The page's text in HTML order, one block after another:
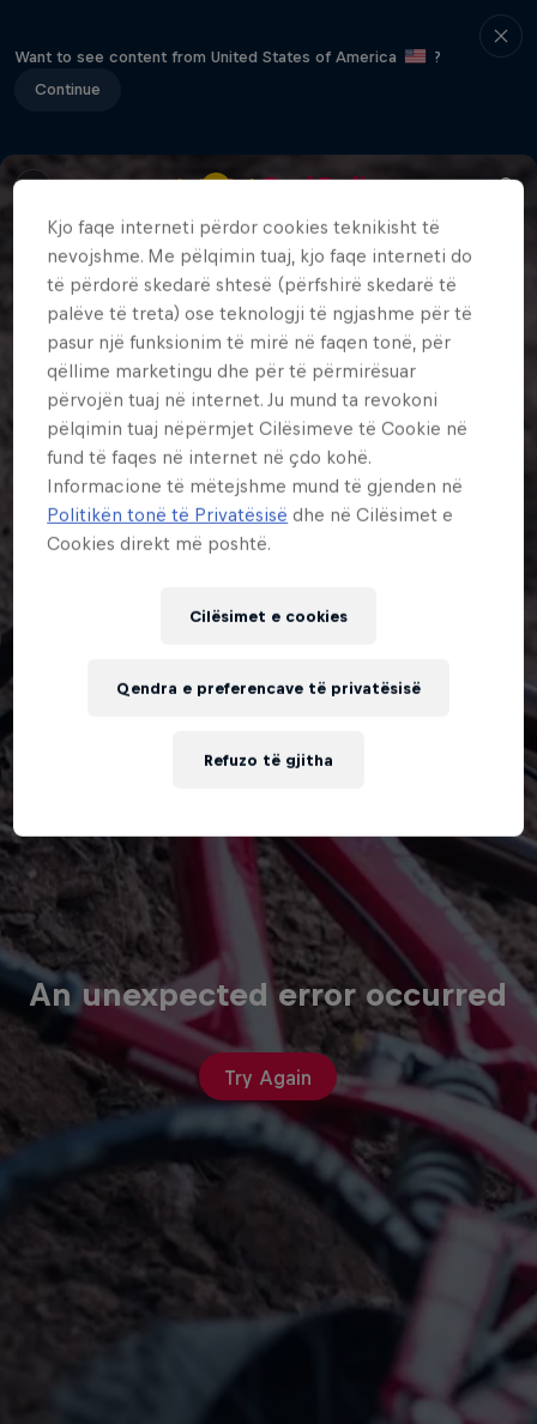
Want to see content from United States of America
?
Continue
An unexpected error occurred
Try Again
Kjo faqe interneti përdor cookies teknikisht të
nevojshme. Me pëlqimin tuaj, kjo faqe interneti do
të përdorë skedarë shtesë (përfshirë skedarë të
palëve të treta) ose teknologji të ngjashme për të
pasur një funksionim të mirë në faqen tonë, për
qëllime marketingu dhe për të përmirësuar
përvojën tuaj në internet. Ju mund ta revokoni
pëlqimin tuaj nëpërmjet Cilësimeve të Cookie në
fund të faqes në internet në çdo kohë.
Informacione të mëtejshme mund të gjenden në
Politikën tonë të Privatësisë dhe në Cilësimet e
Cookies direkt më poshtë.
Cilësimet e cookies
Refuzo të gjitha
Qendra e preferencave të privatësisë